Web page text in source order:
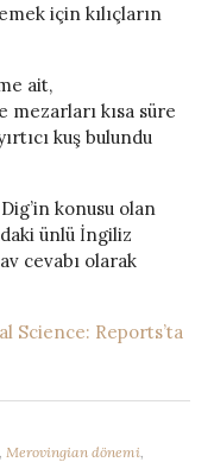
için kılıçların
ait,
kısa süre
kuş bulundu
konusu olan
ünlü İngiliz
cevabı olarak
Science: Reports’ta
Merovingian dönemi